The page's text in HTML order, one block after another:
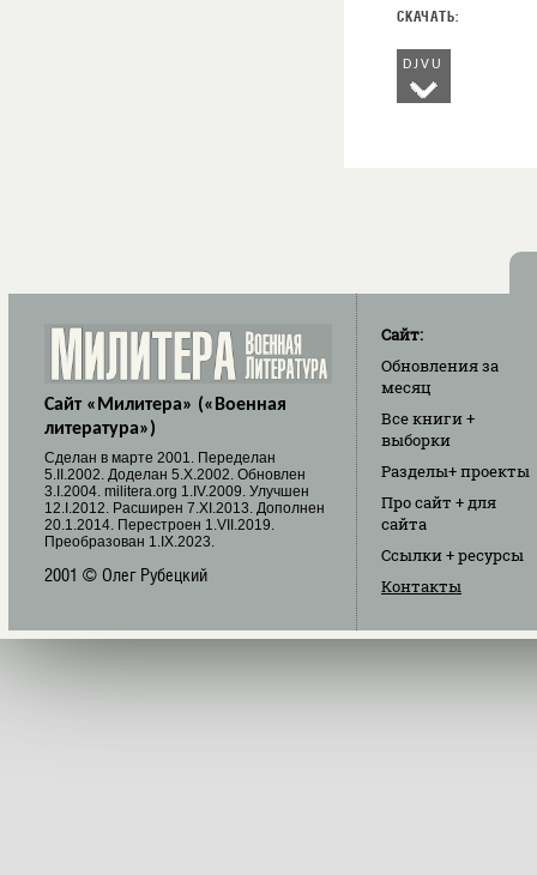
DJVU
Сайт «Милитера» («Военная
литература»)
Cделан в марте 2001. Переделан
5.II.2002. Доделан 5.X.2002. Обновлен
3.I.2004. militera.org 1.IV.2009. Улучшен
12.I.2012. Расширен 7.XI.2013. Дополнен
20.1.2014. Перестроен 1.VII.2019.
Преобразован 1.IX.2023.
2001 © Олег Рубецкий
Сайт:
Обновленияза
месяц
Все книги+
выборки
Разделы+ проекты
Про сайт + для
сайта
Ссылки+ ресурсы
Контакты